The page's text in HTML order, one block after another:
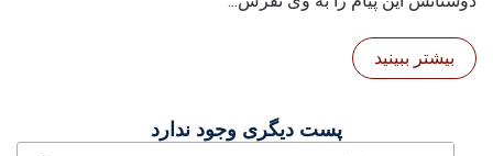
بیشتر ببینید
پست دیگری وجود ندارد